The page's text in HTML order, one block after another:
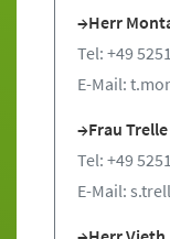
Herr
Tel: +49
E-Mail:
Frau Trelle
Tel: +49
E-Mail: